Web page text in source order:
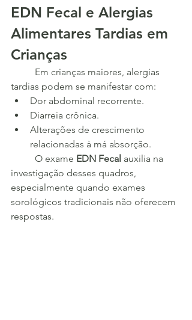
EDN Fecal e Alergias
Alimentares Tardias em
Crianças
tardias podem se manifestar com:
Dor abdominal recorrente.
Diarreia crônica.
Alterações de crescimento
relacionadas à má absorção.
	O exame
EDN Fecal auxilia na
investigação desses quadros,
especialmente quando exames
sorológicos tradicionais não oferecem
respostas.